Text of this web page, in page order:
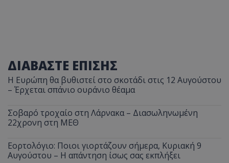
ΔΙΑΒΑΣΤΕ ΕΠΙΣΗΣ
Η Ευρώπη θα βυθιστεί στο σκοτάδι στις 12 Αυγούστου
– Έρχεται σπάνιο ουράνιο θέαμα
Σοβαρό τροχαίο στη Λάρνακα – Διασωληνωμένη
22χρονη στη ΜΕΘ
Εορτολόγιο: Ποιοι γιορτάζουν σήμερα, Κυριακή 9
Αυγούστου – Η απάντηση ίσως σας εκπλήξει